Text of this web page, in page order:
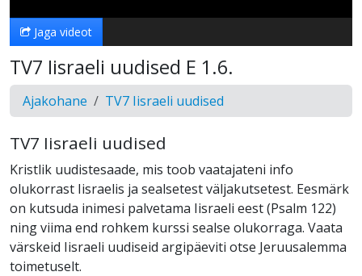
Jaga videot
TV7 Iisraeli uudised E 1.6.
Ajakohane TV7 Iisraeli uudised
TV7 Iisraeli uudised
Kristlik uudistesaade, mis toob vaatajateni info
olukorrast Iisraelis ja sealsetest väljakutsetest. Eesmärk
on kutsuda inimesi palvetama Iisraeli eest (Psalm 122)
ning viima end rohkem kurssi sealse olukorraga. Vaata
värskeid Iisraeli uudiseid argipäeviti otse Jeruusalemma
toimetuselt.